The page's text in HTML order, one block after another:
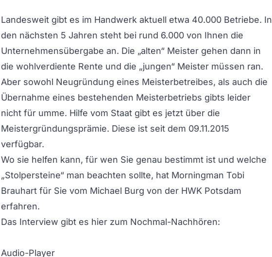
Landesweit gibt es im Handwerk aktuell etwa 40.000 Betriebe. In
den nächsten 5 Jahren steht bei rund 6.000 von Ihnen die
Unternehmensübergabe an. Die „alten“ Meister gehen dann in
die wohlverdiente Rente und die „jungen“ Meister müssen ran.
Aber sowohl Neugründung eines Meisterbetreibes, als auch die
Übernahme eines bestehenden Meisterbetriebs gibts leider
nicht für umme. Hilfe vom Staat gibt es jetzt über die
Meistergründungsprämie. Diese ist seit dem 09.11.2015
verfügbar.
Wo sie helfen kann, für wen Sie genau bestimmt ist und welche
„Stolpersteine“ man beachten sollte, hat Morningman Tobi
Brauhart für Sie vom Michael Burg von der HWK Potsdam
erfahren.
Das Interview gibt es hier zum Nochmal-Nachhören:
Audio-Player